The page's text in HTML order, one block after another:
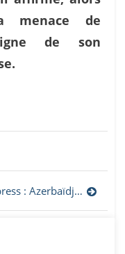
menace de
de son
L’Express : Azerbaïdjan-Arménie : propagande anti-française et escalade des tensions